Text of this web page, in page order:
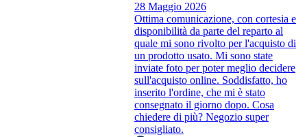
28 Maggio 2026
Ottima comunicazione, con cortesia e
disponibilità da parte del reparto al
quale mi sono rivolto per l'acquisto di
un prodotto usato. Mi sono state
inviate foto per poter meglio decidere
sull'acquisto online. Soddisfatto, ho
inserito l'ordine, che mi è stato
consegnato il giorno dopo. Cosa
chiedere di più? Negozio super
consigliato.